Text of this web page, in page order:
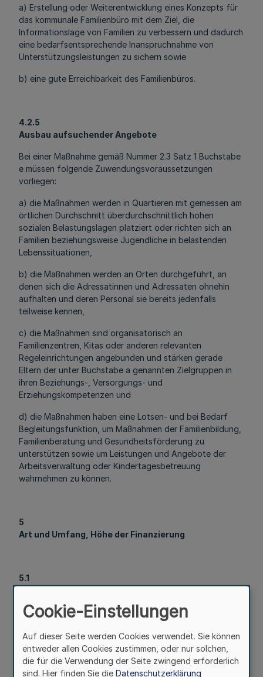
a) Erstellung oder Weiterentwicklung eines Konzepts für
das kommunale Familienbüro mit dem Ziel, die
Informationslage von Familien zu verbessern und dadurch
eine bedarfsentsprechende Inanspruchnahme von
Unterstützungsleistungen zu sichern sowie
b) eine gute Erreichbarkeit des Familienbüros.
4.2.5
Ausbau aufsuchender Angebote
Bei einer Maßnahme gemäß Nummer 2.3 Satz 1 Buchstabe
e müssen folgende Zuwendungsvoraussetzungen
vorliegen:
a) die Maßnahmen werden in Quartieren mit gemessen am
örtlichen Durchschnitt überdurchschnittlich hohen
sozialen Belastungslagen platziert oder richten sich an
Familien beziehungsweise Jugendliche in belastenden
Lebenssituationen,
b) die Maßnahmen werden an Orten durchgeführt, an
denen sich die Adressatinnen und Adressaten ohnehin
aufhalten und deren Personal sie bereits jedenfalls
teilweise kennen,
c) die Maßnahmen sind organisatorisch an
Familienzentren, Kitas oder anderen relevanten
Regeleinrichtungen angebunden und stärken gerade
Eltern der unter Buchstabe a genannten Zielgruppen in
ihren Beziehungs-, Versorgungs- und
Erziehungskompetenzen und
d) die Maßnahmen haben eine Lotsen- und bei Bedarf
Begleitungsfunktion, um Maßnahmen der Familienbildung,
Familienberatung und Gesundheitsförderung zu
unterstützen sowie um Leistungen und Angebote der
Arbeitsverwaltung oder Kindertagesbetreuung
wahrnehmen zu können.
5
Art und Umfang, Höhe der Finanzierung
5.1
Projektförderung
5.2
Finanzierungsart
Cookie-Einstellungen
Auf dieser Seite werden Cookies verwendet. Sie können
entweder allen Cookies zustimmen, oder nur solchen,
die für die Verwendung der Seite zwingend erforderlich
sind. Hier finden Sie die Datenschutzerklärung